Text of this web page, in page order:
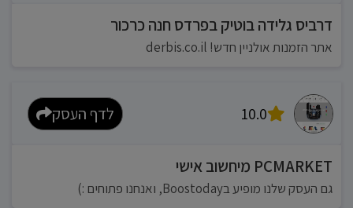
דרביס גלידה בוטיק בפרדס חנה כרכור
אתר הזמנות אולניין חדש! derbis.co.il
10.0 לדף העסק
PCMARKET מיחשוב אישי
גם העסק שלנו מופיע בBoostoday, ואנחנו פתוחים :)